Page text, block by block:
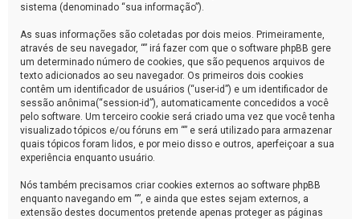
sistema (denominado “sua informação”).
As suas informações são coletadas por dois meios. Primeiramente,
através de seu navegador, “” irá fazer com que o software phpBB gere
um determinado número de cookies, que são pequenos arquivos de
texto adicionados ao seu navegador. Os primeiros dois cookies
contêm um identificador de usuários (“user-id”) e um identificador de
sessão anônima(“session-id”), automaticamente concedidos a você
pelo software. Um terceiro cookie será criado uma vez que você tenha
visualizado tópicos e/ou fóruns em “” e será utilizado para armazenar
quais tópicos foram lidos, e por meio disso e outros, aperfeiçoar a sua
experiência enquanto usuário.
Nós também precisamos criar cookies externos ao software phpBB
enquanto navegando em “”, e ainda que estes sejam externos, a
extensão destes documentos pretende apenas proteger as páginas